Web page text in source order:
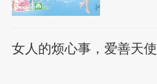
女人的烦心事，爱善天